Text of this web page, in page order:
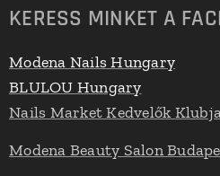
KERESS MINKET A
Modena Nails Hungary
BLULOU Hungary
Nails Market Kedvelők
Modena Beauty Salon